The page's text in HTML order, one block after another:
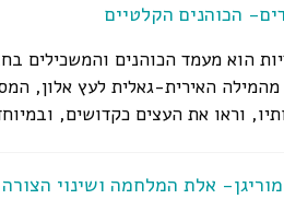
הכוהנים הקלטיים
הוא מעמד הכוהנים והמשכילים
האירית-גאלית לעץ אלון,
וראו את העצים כקדושים,
אלת המלחמה ושינוי הצורה